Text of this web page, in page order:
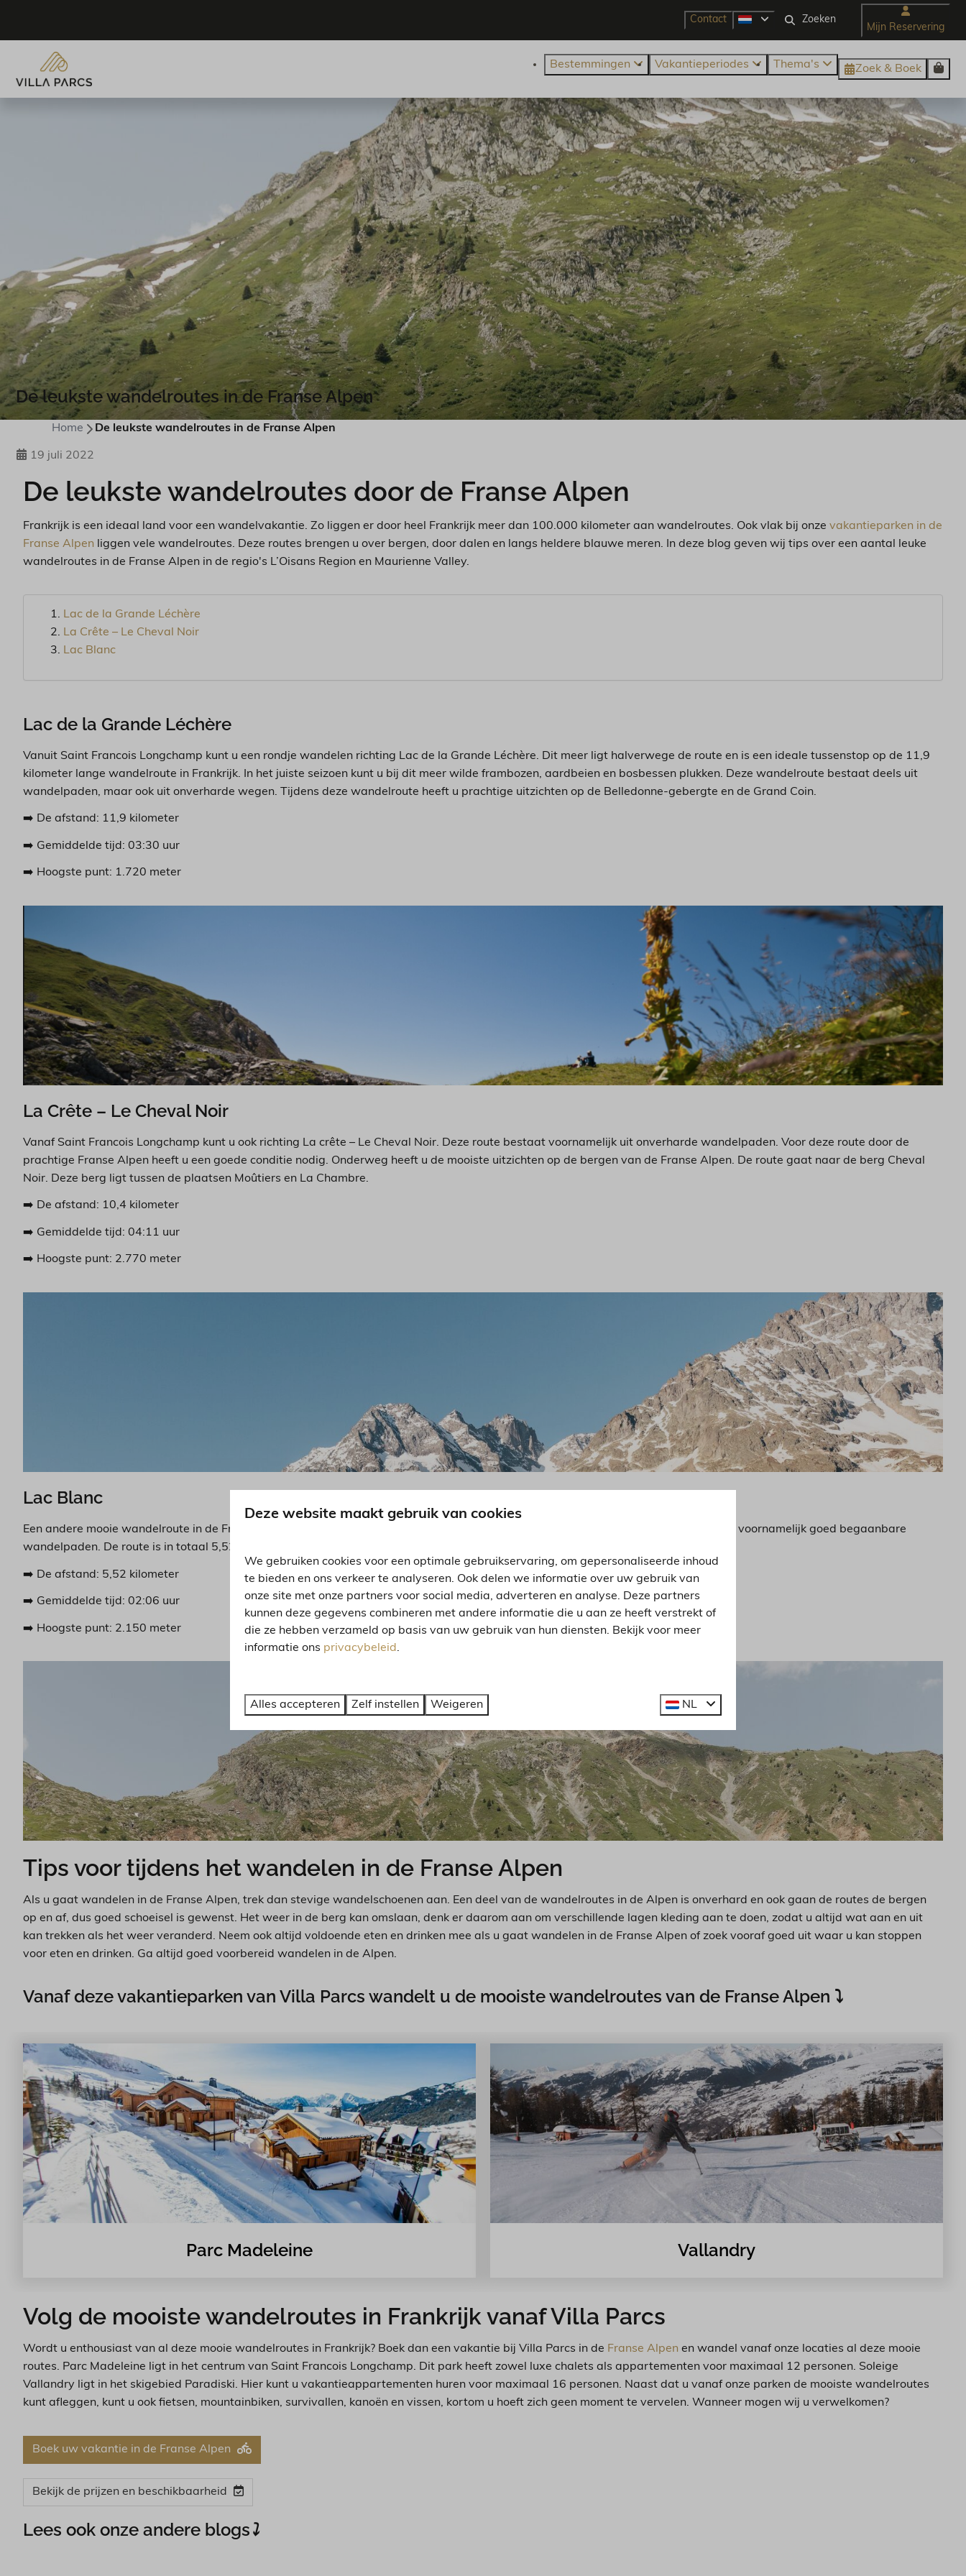
Contact
Mijn Reservering
Bestemmingen Vakantieperiodes Thema's Zoek & Boek
De leukste wandelroutes in de Franse Alpen
Home De leukste wandelroutes in de Franse Alpen
19 juli 2022
De leukste wandelroutes door de Franse Alpen
Frankrijk is een ideaal land voor een wandelvakantie. Zo liggen er door heel Frankrijk meer dan 100.000 kilometer aan wandelroutes. Ook vlak bij onzevakantieparken in de
Franse Alpen liggen vele wandelroutes. Deze routes brengen u over bergen, door dalen en langs heldere blauwe meren. In deze blog geven wij tips over een aantal leuke
wandelroutes in de Franse Alpen in de regio's L’Oisans Region en Maurienne Valley.
Lac de la Grande Léchère
La Crête – Le Cheval Noir
Lac Blanc
Lac de la Grande Léchère
Vanuit Saint Francois Longchamp kunt u een rondje wandelen richting Lac de la Grande Léchère. Dit meer ligt halverwege de route en is een ideale tussenstop op de 11,9
kilometer lange wandelroute in Frankrijk. In het juiste seizoen kunt u bij dit meer wilde frambozen, aardbeien en bosbessen plukken. Deze wandelroute bestaat deels uit
wandelpaden, maar ook uit onverharde wegen. Tijdens deze wandelroute heeft u prachtige uitzichten op de Belledonne-gebergte en de Grand Coin.
➡️ De afstand: 11,9 kilometer
➡️ Gemiddelde tijd: 03:30 uur
➡️ Hoogste punt: 1.720 meter
La Crête – Le Cheval Noir
Vanaf Saint Francois Longchamp kunt u ook richting La crête – Le Cheval Noir. Deze route bestaat voornamelijk uit onverharde wandelpaden. Voor deze route door de
prachtige Franse Alpen heeft u een goede conditie nodig. Onderweg heeft u de mooiste uitzichten op de bergen van de Franse Alpen. De route gaat naar de berg Cheval
Noir. Deze berg ligt tussen de plaatsen Moûtiers en La Chambre.
➡️ De afstand: 10,4 kilometer
➡️ Gemiddelde tijd: 04:11 uur
➡️ Hoogste punt: 2.770 meter
Lac Blanc
Een andere mooie wandelroute in de Franse Alpen is de route Lac Blanc. Deze route start in Saint Francois Longchamp en bestaat uit voornamelijk goed begaanbare
wandelpaden. De route is in totaal 5,52 kilometer en brengt u naar het prachtige meer; Lac Blanc.
➡️ De afstand: 5,52 kilometer
➡️ Gemiddelde tijd: 02:06 uur
➡️ Hoogste punt: 2.150 meter
Tips voor tijdens het wandelen in de Franse Alpen
Als u gaat wandelen in de Franse Alpen, trek dan stevige wandelschoenen aan. Een deel van de wandelroutes in de Alpen is onverhard en ook gaan de routes de bergen
op en af, dus goed schoeisel is gewenst. Het weer in de berg kan omslaan, denk er daarom aan om verschillende lagen kleding aan te doen, zodat u altijd wat aan en uit
kan trekken als het weer veranderd. Neem ook altijd voldoende eten en drinken mee als u gaat wandelen in de Franse Alpen of zoek vooraf goed uit waar u kan stoppen
voor eten en drinken. Ga altijd goed voorbereid wandelen in de Alpen.
Vanaf deze vakantieparken van Villa Parcs wandelt u de mooiste wandelroutes van de Franse Alpen ⤵︎
Parc Madeleine Vallandry
Volg de mooiste wandelroutes in Frankrijk vanaf Villa Parcs
Wordt u enthousiast van al deze mooie wandelroutes in Frankrijk? Boek dan een vakantie bij Villa Parcs in de Franse Alpenen wandel vanaf onze locaties al deze mooie
routes. Parc Madeleine ligt in het centrum van Saint Francois Longchamp. Dit park heeft zowel luxe chalets als appartementen voor maximaal 12 personen. Soleige
Vallandry ligt in het skigebied Paradiski. Hier kunt u vakantieappartementen huren voor maximaal 16 personen. Naast dat u vanaf onze parken de mooiste wandelroutes
kunt afleggen, kunt u ook fietsen, mountainbiken, survivallen, kanoën en vissen, kortom u hoeft zich geen moment te vervelen. Wanneer mogen wij u verwelkomen?
Boek uw vakantie in de Franse Alpen
Bekijk de prijzen en beschikbaarheid
Lees ook onze andere blogs⤵︎
Deze website maakt gebruik van cookies
We gebruiken cookies voor een optimale gebruikservaring, om gepersonaliseerde inhoud
te bieden en ons verkeer te analyseren. Ook delen we informatie over uw gebruik van
onze site met onze partners voor social media, adverteren en analyse. Deze partners
kunnen deze gegevens combineren met andere informatie die u aan ze heeft verstrekt of
die ze hebben verzameld op basis van uw gebruik van hun diensten. Bekijk voor meer
informatie ons privacybeleid .
Alles accepteren Zelf instellen Weigeren NL